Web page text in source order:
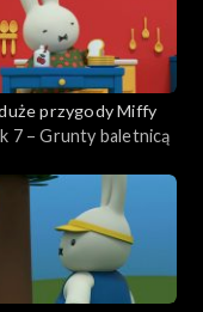
przygody Miffy
7 – Grunty baletnicą